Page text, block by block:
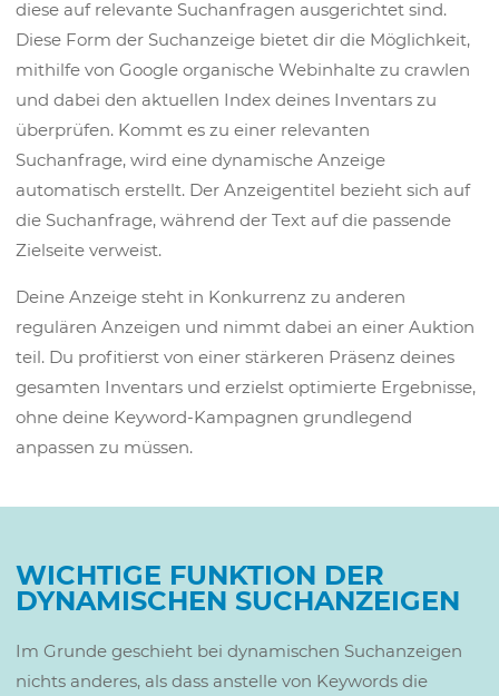
diese auf relevante Suchanfragen ausgerichtet sind.
Diese Form der Suchanzeige bietet dir die Möglichkeit,
mithilfe von Google organische Webinhalte zu crawlen
und dabei den aktuellen Index deines Inventars zu
überprüfen. Kommt es zu einer relevanten
Suchanfrage, wird eine dynamische Anzeige
automatisch erstellt. Der Anzeigentitel bezieht sich auf
die Suchanfrage, während der Text auf die passende
Zielseite verweist.
Deine Anzeige steht in Konkurrenz zu anderen
regulären Anzeigen und nimmt dabei an einer Auktion
teil. Du profitierst von einer stärkeren Präsenz deines
gesamten Inventars und erzielst optimierte Ergebnisse,
ohne deine Keyword-Kampagnen grundlegend
anpassen zu müssen.
WICHTIGE FUNKTION DER
DYNAMISCHEN SUCHANZEIGEN
Im Grunde geschieht bei dynamischen Suchanzeigen
nichts anderes, als dass anstelle von Keywords die